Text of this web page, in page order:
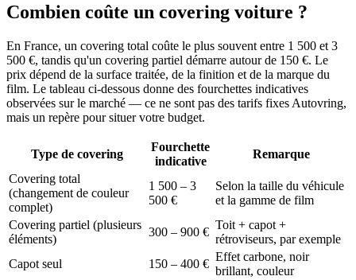
Combien coûte un covering voiture ?
En France, un covering total coûte le plus souvent entre 1 500 et 3
500 €, tandis qu'un covering partiel démarre autour de 150 €. Le
prix dépend de la surface traitée, de la finition et de la marque du
film. Le tableau ci-dessous donne des fourchettes indicatives
observées sur le marché — ce ne sont pas des tarifs fixes Autovring,
mais un repère pour situer votre budget.
Type de covering
Fourchette
indicative
Remarque
Covering total
(changement de couleur
complet)
1 500 – 3
500 €
Selon la taille du véhicule
et la gamme de film
Covering partiel (plusieurs
éléments)
300 – 900 €
Toit + capot +
rétroviseurs, par exemple
Capot seul
150 – 400 €
Effet carbone, noir
brillant, couleur